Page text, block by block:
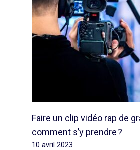
Faire un clip vidéo rap de
comment s’y prendre ?
10 avril 2023